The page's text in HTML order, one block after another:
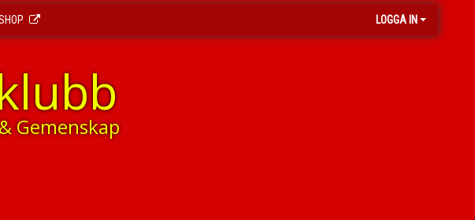
LOGGA IN
Gemenskap